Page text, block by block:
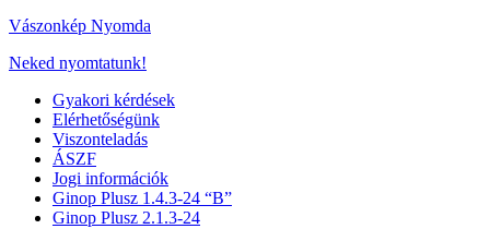
Vászonkép Nyomda
Neked nyomtatunk!
Gyakori kérdések
Elérhetőségünk
Viszonteladás
ÁSZF
Jogi információk
Ginop Plusz 1.4.3-24 “B”
Ginop Plusz 2.1.3-24